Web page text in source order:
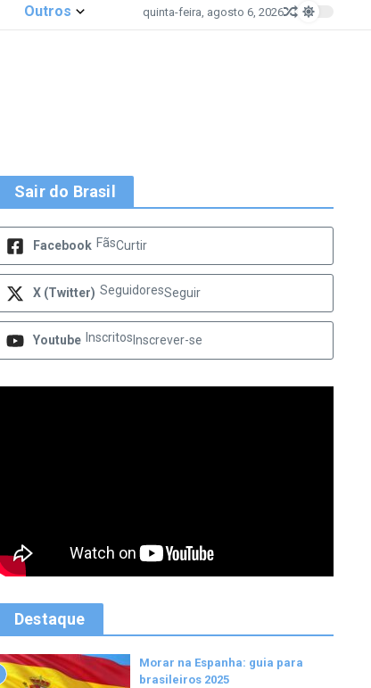
Outros quinta-feira, agosto 6, 2026
Sair do Brasil
Facebook FãsCurtir
X (Twitter) SeguidoresSeguir
Youtube Inscritos Inscrever-se
Destaque
Morar na Espanha: guia para
brasileiros 2025